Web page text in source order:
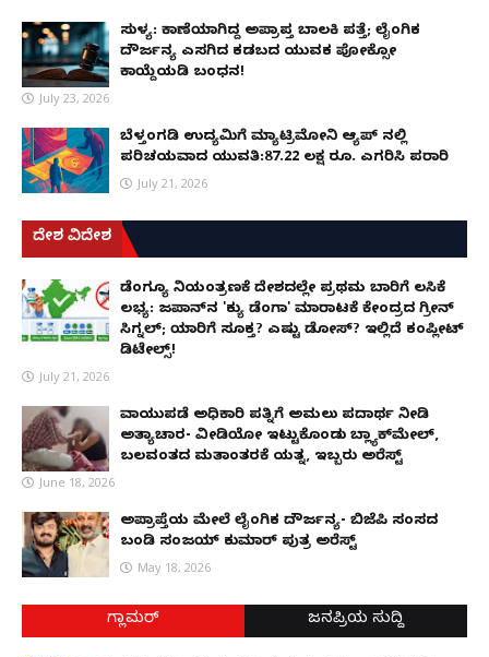
ಸುಳ್ಯ: ಕಾಣೆಯಾಗಿದ್ದ ಅಪ್ರಾಪ್ತ ಬಾಲಕಿ ಪತ್ತೆ; ಲೈಂಗಿಕ
ದೌರ್ಜನ್ಯ ಎಸಗಿದ ಕಡಬದ ಯುವಕ ಪೋಕ್ಸೋ
ಕಾಯ್ದೆಯಡಿ ಬಂಧನ!
July 23, 2026
ಬೆಳ್ತಂಗಡಿ ಉದ್ಯಮಿಗೆ ಮ್ಯಾಟ್ರಿಮೋನಿ ಆ್ಯಪ್ ನಲ್ಲಿ
ಪರಿಚಯವಾದ ಯುವತಿ:87.22 ಲಕ್ಷ ರೂ. ಎಗರಿಸಿ ಪರಾರಿ
July 21, 2026
ದೇಶ ವಿದೇಶ
ಡೆಂಗ್ಯೂ ನಿಯಂತ್ರಣಕ್ಕೆ ದೇಶದಲ್ಲೇ ಪ್ರಥಮ ಬಾರಿಗೆ ಲಸಿಕೆ
ಲಭ್ಯ: ಜಪಾನ್‌ನ 'ಕ್ಯು ಡೆಂಗಾ' ಮಾರಾಟಕ್ಕೆ ಕೇಂದ್ರದ ಗ್ರೀನ್
ಸಿಗ್ನಲ್; ಯಾರಿಗೆ ಸೂಕ್ತ? ಎಷ್ಟು ಡೋಸ್? ಇಲ್ಲಿದೆ ಕಂಪ್ಲೀಟ್
ಡಿಟೇಲ್ಸ್!
July 21, 2026
ವಾಯುಪಡೆ ಅಧಿಕಾರಿ ಪತ್ನಿಗೆ ಅಮಲು ಪದಾರ್ಥ ನೀಡಿ
ಅತ್ಯಾಚಾರ- ವೀಡಿಯೋ ಇಟ್ಟುಕೊಂಡು ಬ್ಲ್ಯಾಕ್‌ಮೇಲ್,
ಬಲವಂತದ ಮತಾಂತರಕ್ಕೆ ಯತ್ನ, ಇಬ್ಬರು ಅರೆಸ್ಟ್
June 18, 2026
ಅಪ್ರಾಪ್ತೆಯ ಮೇಲೆ ಲೈಂಗಿಕ ದೌರ್ಜನ್ಯ- ಬಿಜೆಪಿ ಸಂಸದ
ಬಂಡಿ ಸಂಜಯ್ ಕುಮಾರ್ ಪುತ್ರ ಅರೆಸ್ಟ್
May 18, 2026
ಗ್ಲಾಮರ್ ಜನಪ್ರಿಯ ಸುದ್ದಿ